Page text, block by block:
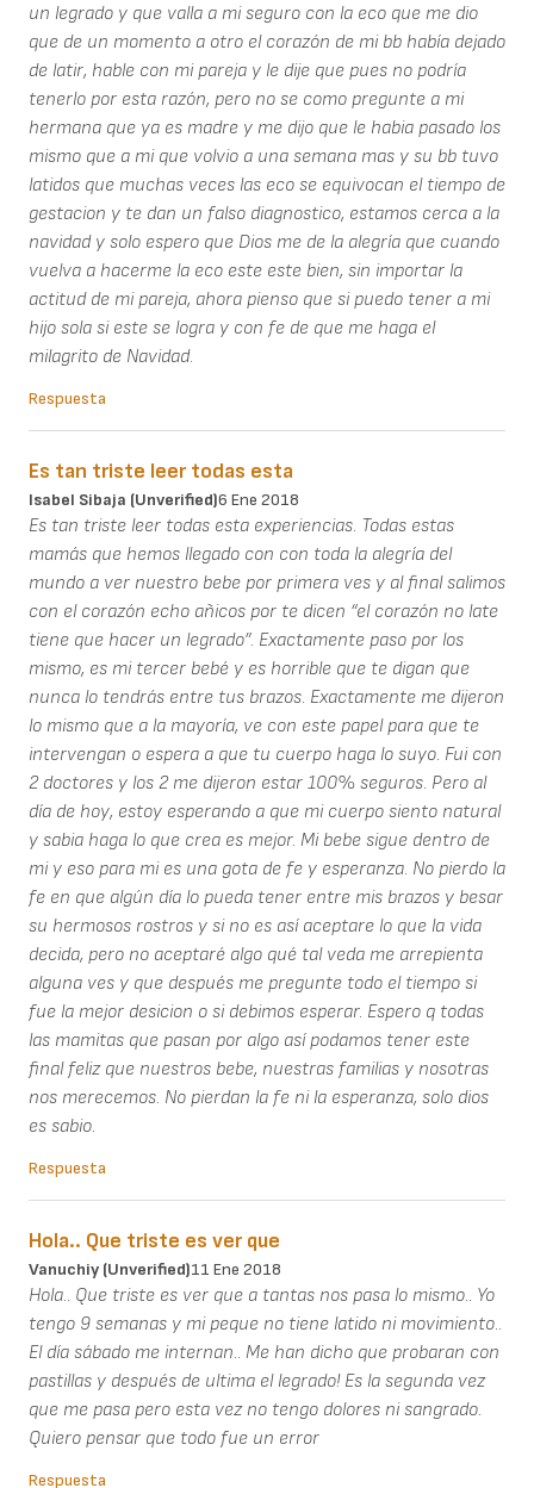
un legrado y que valla a mi seguro con la eco que me dio
que de un momento a otro el corazón de mi bb había dejado
de latir, hable con mi pareja y le dije que pues no podría
tenerlo por esta razón, pero no se como pregunte a mi
hermana que ya es madre y me dijo que le habia pasado los
mismo que a mi que volvio a una semana mas y su bb tuvo
latidos que muchas veces las eco se equivocan el tiempo de
gestacion y te dan un falso diagnostico, estamos cerca a la
navidad y solo espero que Dios me de la alegría que cuando
vuelva a hacerme la eco este este bien, sin importar la
actitud de mi pareja, ahora pienso que si puedo tener a mi
hijo sola si este se logra y con fe de que me haga el
milagrito de Navidad.
Respuesta
Es tan triste leer todas esta
Isabel Sibaja (unverified)6 Ene 2018
Es tan triste leer todas esta experiencias. Todas estas
mamás que hemos llegado con con toda la alegría del
mundo a ver nuestro bebe por primera ves y al final salimos
con el corazón echo añicos por te dicen “el corazón no late
tiene que hacer un legrado”. Exactamente paso por los
mismo, es mi tercer bebé y es horrible que te digan que
nunca lo tendrás entre tus brazos. Exactamente me dijeron
lo mismo que a la mayoría, ve con este papel para que te
intervengan o espera a que tu cuerpo haga lo suyo. Fui con
2 doctores y los 2 me dijeron estar 100% seguros. Pero al
día de hoy, estoy esperando a que mi cuerpo siento natural
y sabia haga lo que crea es mejor. Mi bebe sigue dentro de
mi y eso para mi es una gota de fe y esperanza. No pierdo la
fe en que algún día lo pueda tener entre mis brazos y besar
su hermosos rostros y si no es así aceptare lo que la vida
decida, pero no aceptaré algo qué tal veda me arrepienta
alguna ves y que después me pregunte todo el tiempo si
fue la mejor desicion o si debimos esperar. Espero q todas
las mamitas que pasan por algo así podamos tener este
final feliz que nuestros bebe, nuestras familias y nosotras
nos merecemos. No pierdan la fe ni la esperanza, solo dios
es sabio.
Respuesta
Hola.. Que triste es ver que
Vanuchiy (unverified)11 Ene 2018
Hola.. Que triste es ver que a tantas nos pasa lo mismo.. Yo
tengo 9 semanas y mi peque no tiene latido ni movimiento..
El día sábado me internan.. Me han dicho que probaran con
pastillas y después de ultima el legrado! Es la segunda vez
que me pasa pero esta vez no tengo dolores ni sangrado.
Quiero pensar que todo fue un error
Respuesta